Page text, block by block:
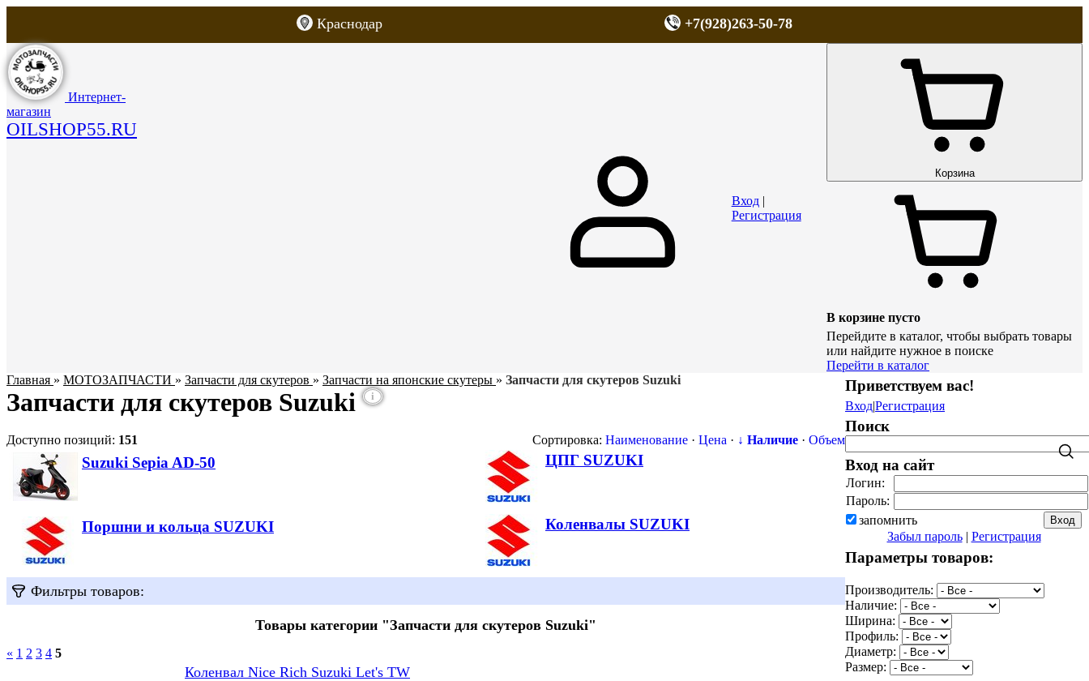
Краснодар +7(928)263-50-78
Интернет-
магазин
OILSHOP55.RU
ДОСТАВКА
Вход|
Регистрация
Корзина
В корзине пусто
Перейдите в каталог, чтобы выбрать товары
или найдите нужное в поиске
Перейти в каталог
Главная » МОТОЗАПЧАСТИ » Запчасти для скутеров » Запчасти на японские скутеры » Запчасти для скутеров Suzuki
Запчасти для скутеров Suzuki i
Доступно позиций: 151 Сортировка: Наименование · Цена · ↓ Наличие · Объем
Suzuki Sepia AD-50 ЦПГ SUZUKI
Поршни и кольца SUZUKI Коленвалы SUZUKI
Фильтры товаров:
Товары категории "Запчасти для скутеров Suzuki"
« 1 2 3 4 5
Коленвал Nice Rich Suzuki Let's TW
Приветствуем вас!
Вход|Регистрация
Поиск
Вход на сайт
Логин:
Пароль:
запомнить
Забыл пароль| Регистрация
Параметры товаров:
Производитель:
Наличие:
Ширина:
Профиль:
Диаметр:
Размер: